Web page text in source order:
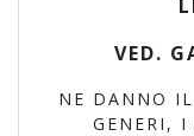
VED.
NE DANNO
GENERI,